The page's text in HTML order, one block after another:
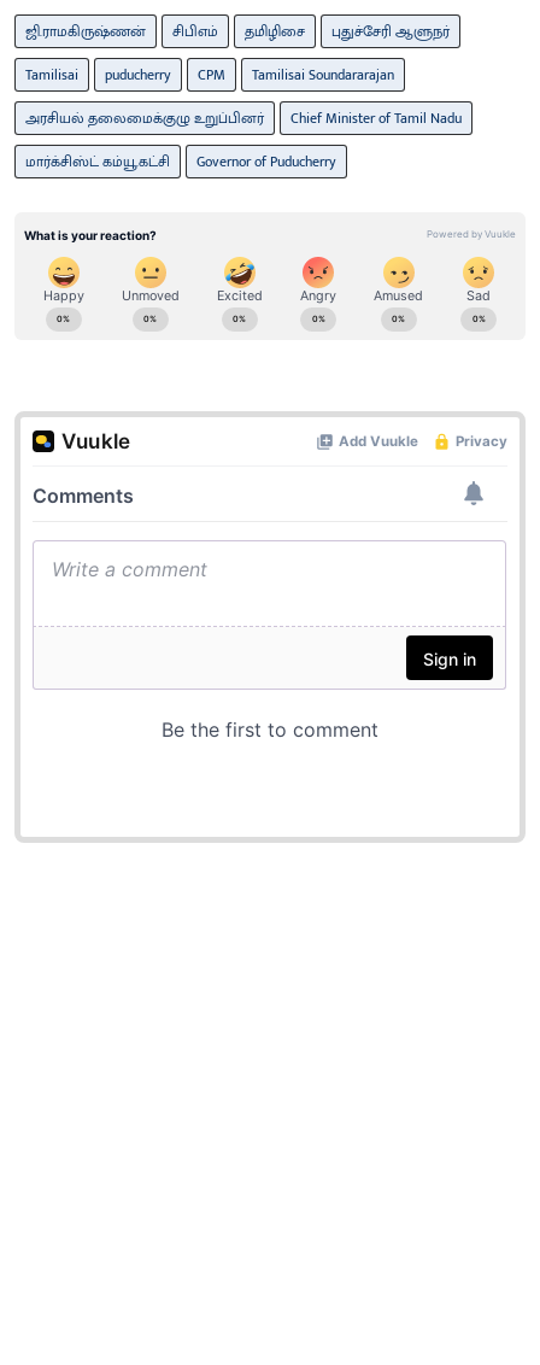
ஜி.ராமகிருஷ்ணன் சிபிஎம் தமிழிசை
புதுச்சேரி ஆளுநர்
Tamilisai
puducherry CPM
Tamilisai Soundararajan
அரசியல் தலைமைக்குழு உறுப்பினர்
Chief Minister of Tamil Nadu
மார்க்சிஸ்ட் கம்யூ.கட்சி
Governor of Puducherry